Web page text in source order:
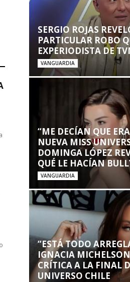
SERGIO ROJAS
PARTICULAR ROBO
EXPERIODISTA DE
VANGUARDIA
“ME DECÍAN QUE
NUEVA MISS
DOMINGA LÓPEZ
QUÉ LE HACÍAN
VANGUARDIA
“ESTÁ TODO
IGNACIA
CRÍTICA A LA FINAL
UNIVERSO CHILE